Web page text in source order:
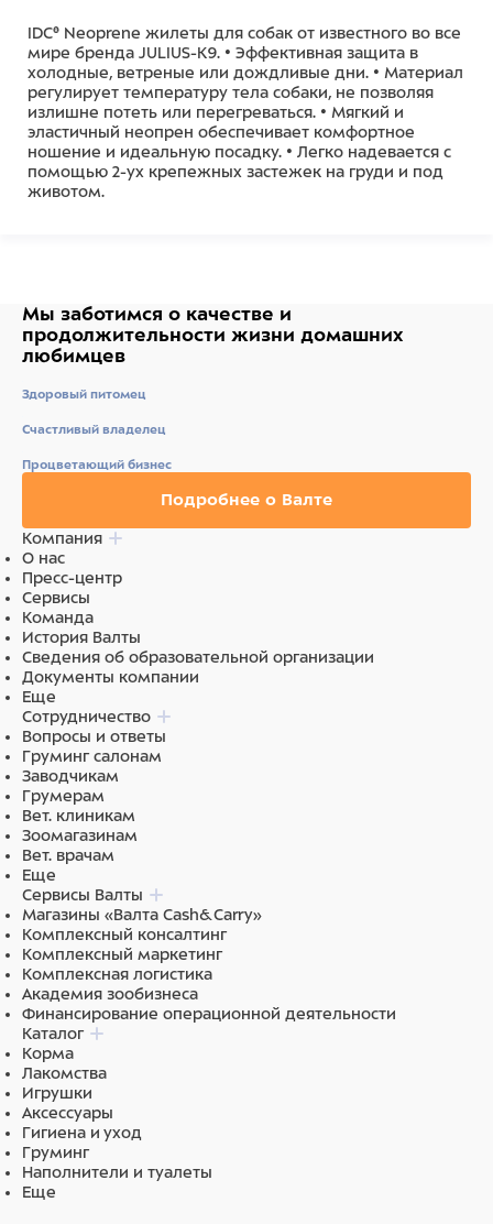
IDC® Neoprene жилеты для собак от известного во все
мире бренда JULIUS-K9. • Эффективная защита в
холодные, ветреные или дождливые дни. • Материал
регулирует температуру тела собаки, не позволяя
излишне потеть или перегреваться. • Мягкий и
эластичный неопрен обеспечивает комфортное
ношение и идеальную посадку. • Легко надевается с
помощью 2-ух крепежных застежек на груди и под
животом.
Мы заботимся о качестве и
продолжительности жизни домашних
любимцев
Здоровый питомец
Счастливый владелец
Процветающий бизнес
Подробнее о Валте
Компания
О нас
Пресс-центр
Сервисы
Команда
История Валты
Сведения об образовательной организации
Документы компании
Еще
Сотрудничество
Вопросы и ответы
Груминг салонам
Заводчикам
Грумерам
Вет. клиникам
Зоомагазинам
Вет. врачам
Еще
Сервисы Валты
Магазины «Валта Cash&Carry»
Комплексный консалтинг
Комплексный маркетинг
Комплексная логистика
Академия зообизнеса
Финансирование операционной деятельности
Каталог
Корма
Лакомства
Игрушки
Аксессуары
Гигиена и уход
Груминг
Наполнители и туалеты
Еще